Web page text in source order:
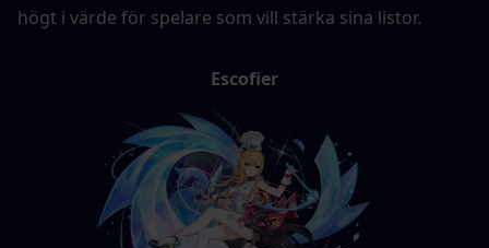
högt i värde för spelare som vill stärka sina listor.
Escofier